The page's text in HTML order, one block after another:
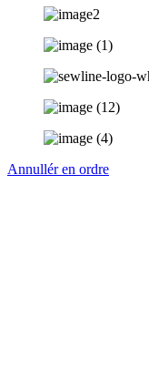
Annullér en ordre